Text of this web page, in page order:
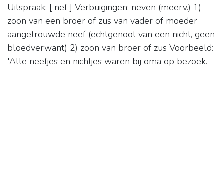
Uitspraak: [ nef ] Verbuigingen: neven (meerv.) 1)
zoon van een broer of zus van vader of moeder
aangetrouwde neef (echtgenoot van een nicht, geen
bloedverwant) 2) zoon van broer of zus Voorbeeld:
'Alle neefjes en nichtjes waren bij oma op bezoek.